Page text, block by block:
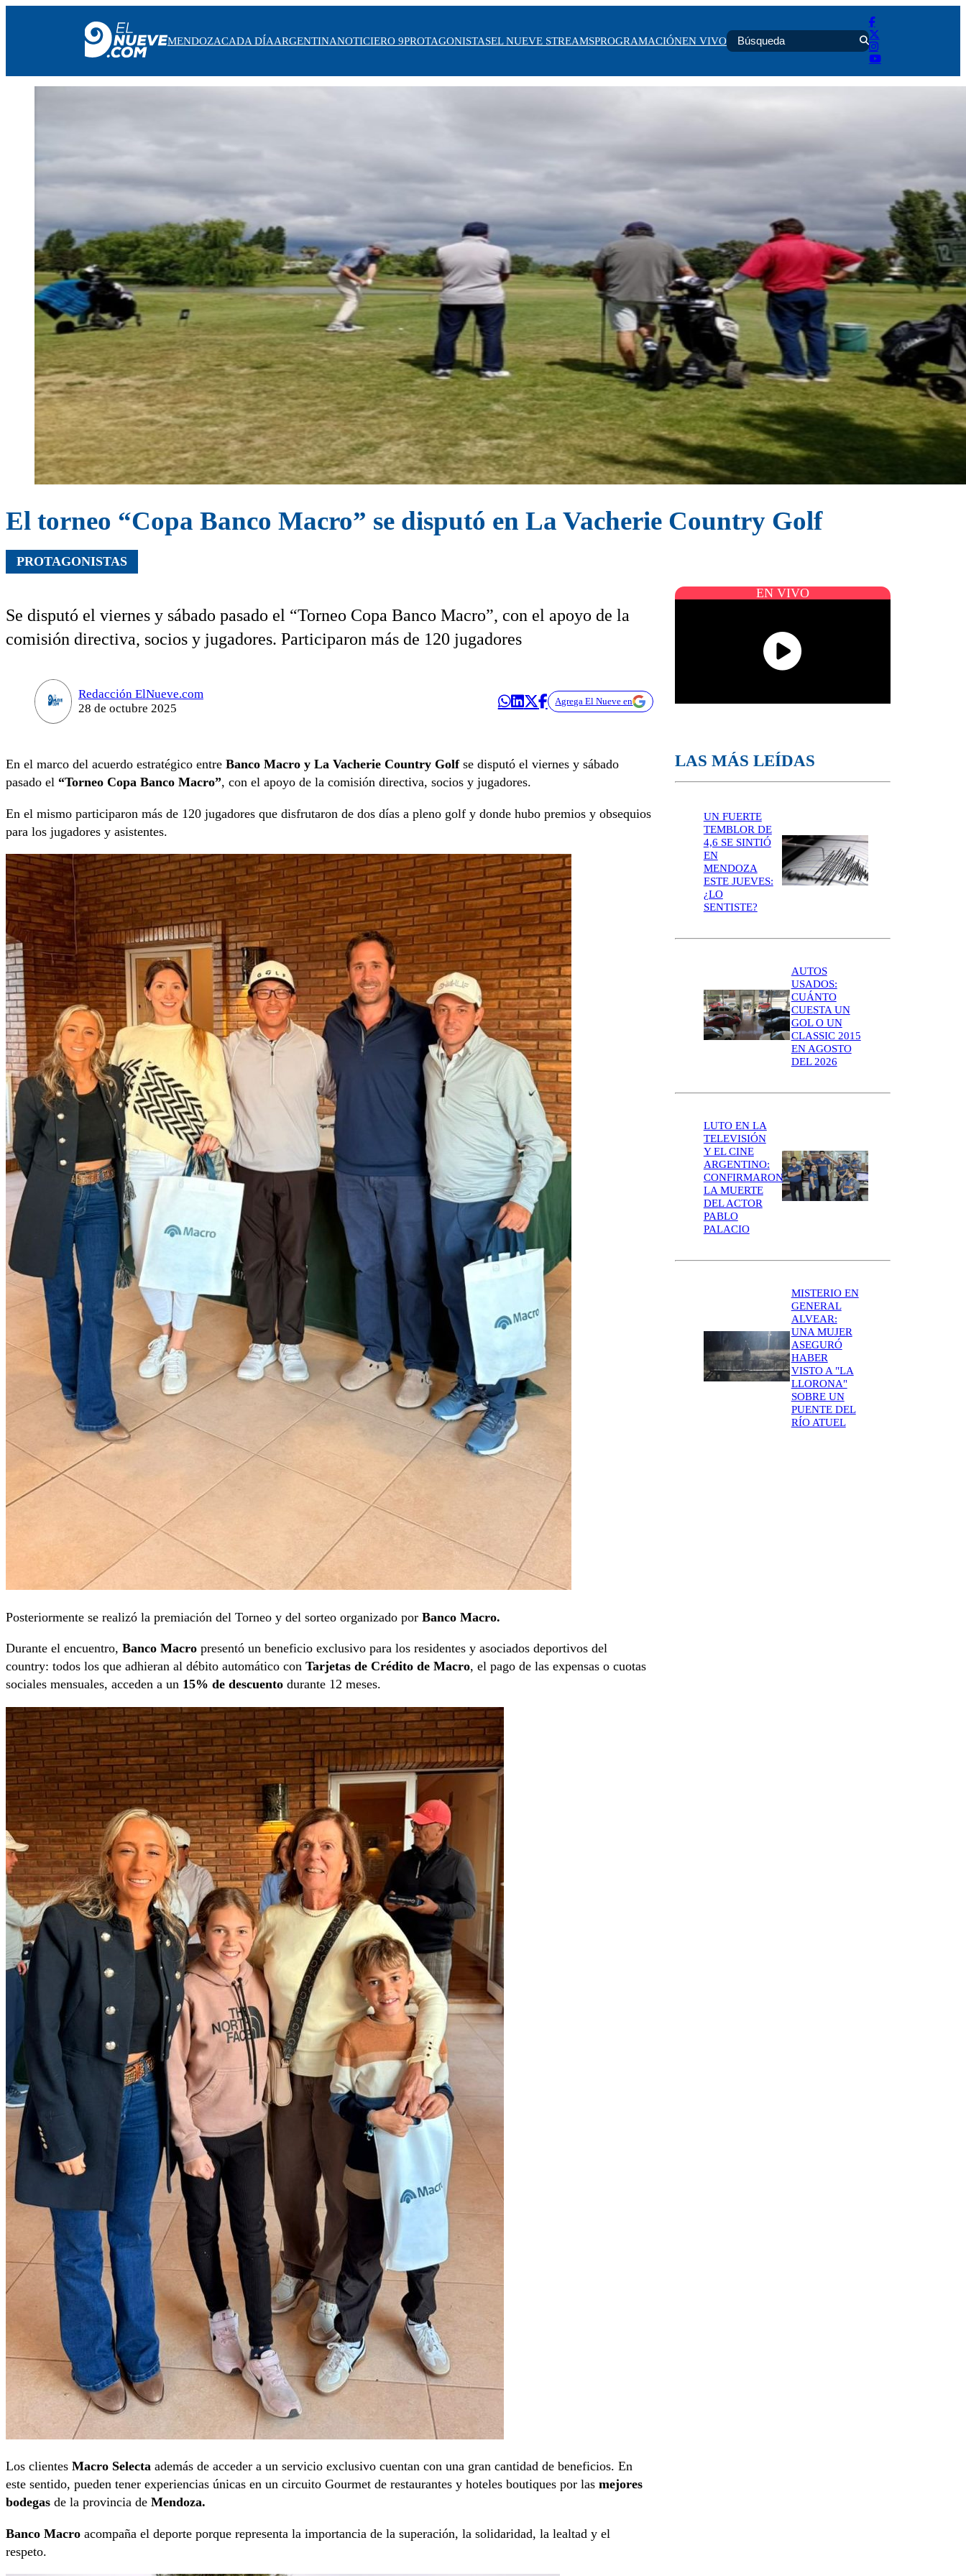
NOTICIERO 9
EN VIVO
MENDOZACADA DÍAARGENTINANOTICIERO 9PROTAGONISTASEL NUEVE STREAMSPROGRAMACIÓNEN VIVO
El torneo “Copa Banco Macro” se disputó en La Vacherie Country Golf
PROTAGONISTAS
Se disputó el viernes y sábado pasado el “Torneo Copa Banco Macro”, con el apoyo de la
comisión directiva, socios y jugadores. Participaron más de 120 jugadores
Redacción ElNueve.com
28 de octubre 2025
Agrega El Nueve en
En el marco del acuerdo estratégico entre Banco Macro y La Vacherie Country Golfse disputó el viernes y sábado
pasado el “Torneo Copa Banco Macro”, con el apoyo de la comisión directiva, socios y jugadores.
En el mismo participaron más de 120 jugadores que disfrutaron de dos días a pleno golf y donde hubo premios y obsequios
para los jugadores y asistentes.
Posteriormente se realizó la premiación del Torneo y del sorteo organizado por Banco Macro.
Durante el encuentro, Banco Macro presentó un beneficio exclusivo para los residentes y asociados deportivos del
country: todos los que adhieran al débito automático con Tarjetas de Crédito de Macro, el pago de las expensas o cuotas
sociales mensuales, acceden a un 15% de descuento durante 12 meses.
Los clientes Macro Selecta además de acceder a un servicio exclusivo cuentan con una gran cantidad de beneficios. En
este sentido, pueden tener experiencias únicas en un circuito Gourmet de restaurantes y hoteles boutiques por las mejores
bodegas de la provincia de Mendoza.
Banco Macro acompaña el deporte porque representa la importancia de la superación, la solidaridad, la lealtad y el
respeto.
EN VIVO
LAS MÁS LEÍDAS
UN FUERTE
TEMBLOR DE
4,6 SE SINTIÓ
EN
MENDOZA
ESTE JUEVES:
¿LO
SENTISTE?
AUTOS
USADOS:
CUÁNTO
CUESTA UN
GOL O UN
CLASSIC 2015
EN AGOSTO
DEL 2026
LUTO EN LA
TELEVISIÓN
Y EL CINE
ARGENTINO:
CONFIRMARON
LA MUERTE
DEL ACTOR
PABLO
PALACIO
MISTERIO EN
GENERAL
ALVEAR:
UNA MUJER
ASEGURÓ
HABER
VISTO A "LA
LLORONA"
SOBRE UN
PUENTE DEL
RÍO ATUEL